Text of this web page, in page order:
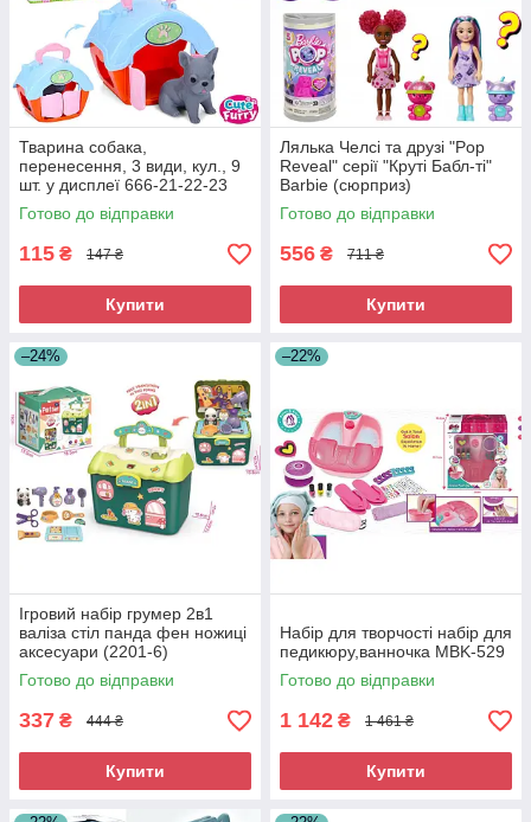
Тварина собака,
перенесення, 3 види, кул., 9
шт. у дисплеї 666-21-22-23
Готово до відправки
115 ₴ 147 ₴
Купити
Лялька Челсі та друзі "Pop
Reveal" серії "Круті Бабл-ті"
Barbie (сюрприз)
Готово до відправки
556 ₴ 711 ₴
Купити
–24%
Ігровий набір грумер 2в1
валіза стіл панда фен ножиці
аксесуари (2201-6)
Готово до відправки
337 ₴ 444 ₴
Купити
–22%
Набір для творчості набір для
педикюру,ванночка MBK-529
Готово до відправки
1 142 ₴ 1 461 ₴
Купити